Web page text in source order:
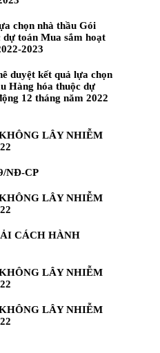
chọn nhà thầu Gói
toán Mua sắm hoạt
2023
duyệt kết quả lựa chọn
Hàng hóa thuộc dự
12 tháng năm 2022
LÂY NHIỄM
NĐ-CP
LÂY NHIỄM
CÁCH HÀNH
LÂY NHIỄM
LÂY NHIỄM